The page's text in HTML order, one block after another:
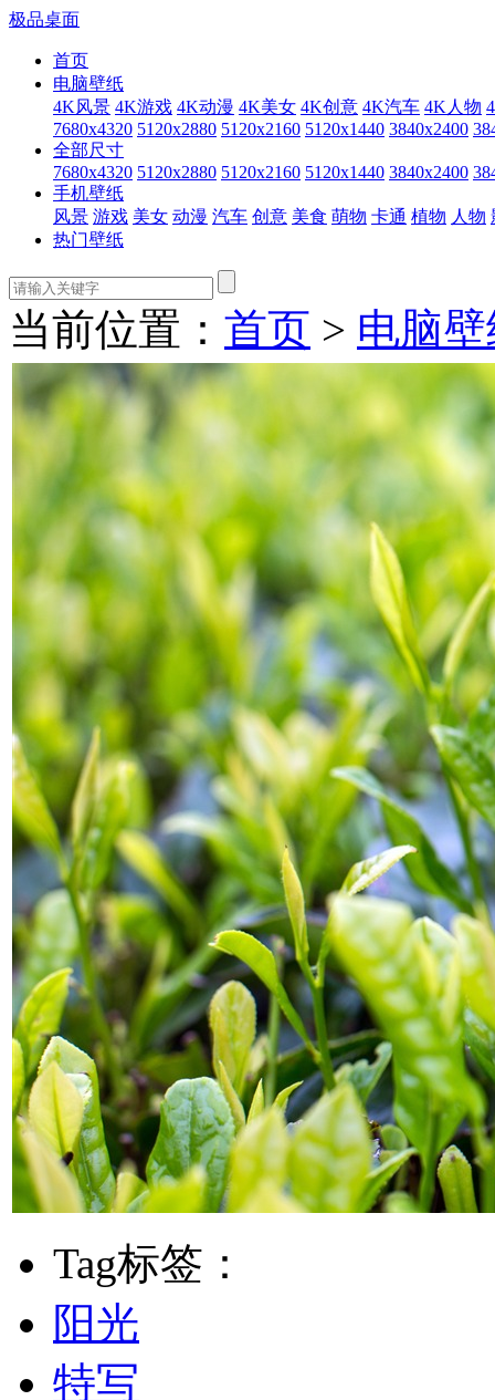
极品桌面
首页
电脑壁纸
4K风景 4K游戏 4K动漫 4K美女 4K创意 4K汽车 4K人物
7680x4320 5120x2880 5120x2160 5120x1440 3840x2400
全部尺寸
7680x4320 5120x2880 5120x2160 5120x1440 3840x2400
手机壁纸
风景 游戏 美女 动漫 汽车 创意 美食 萌物 卡通 植物 人物
热门壁纸
当前位置： 首页 > 电脑
Tag标签：
阳光
特写